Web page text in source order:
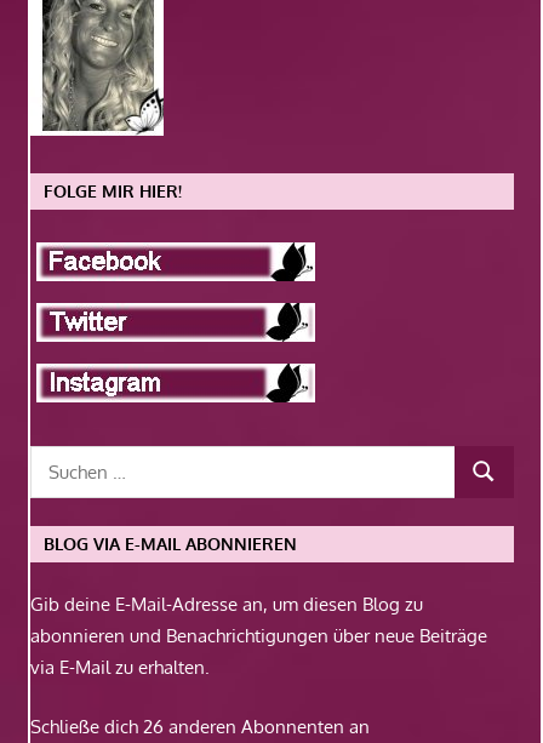
FOLGE MIR HIER!
BLOG VIA E-MAIL ABONNIEREN
Gib deine E-Mail-Adresse an, um diesen Blog zu
abonnieren und Benachrichtigungen über neue Beiträge
via E-Mail zu erhalten.
Schließe dich 26 anderen Abonnenten an